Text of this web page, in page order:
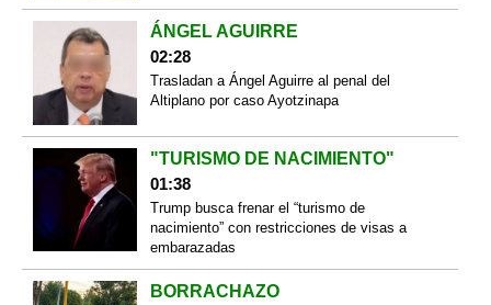
ÁNGEL AGUIRRE
02:28
Trasladan a Ángel Aguirre al penal del
Altiplano por caso Ayotzinapa
"TURISMO DE NACIMIENTO"
01:38
Trump busca frenar el “turismo de
nacimiento” con restricciones de visas a
embarazadas
BORRACHAZO